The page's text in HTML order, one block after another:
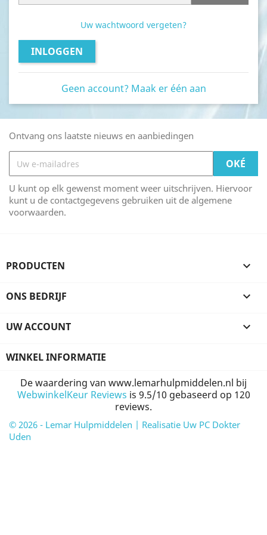
Uw wachtwoord vergeten?
INLOGGEN
Geen account? Maak er één aan
Ontvang ons laatste nieuws en aanbiedingen
U kunt op elk gewenst moment weer uitschrijven. Hiervoor
kunt u de contactgegevens gebruiken uit de algemene
voorwaarden.
PRODUCTEN 
ONS BEDRIJF 
UW ACCOUNT 
WINKEL INFORMATIE
De waardering van www.lemarhulpmiddelen.nl bij
WebwinkelKeur Reviews is 9.5/10 gebaseerd op 120
reviews.
© 2026 - Lemar Hulpmiddelen | Realisatie Uw PC Dokter
Uden